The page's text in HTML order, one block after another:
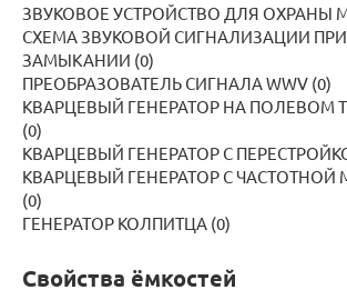
ЗВУКОВОЕ УСТРОЙСТВО ДЛЯ ОХРАНЫ
CXЕMA ЗВУКОВОЙ СИГНАЛИЗАЦИИ
ЗАМЫКАНИИ (0)
ПРЕОБРАЗОВАТЕЛЬ СИГНАЛА WWV (0)
КВАРЦЕВЫЙ ГЕНЕРАТОР HA ПОЛЕВОМ
(0)
КВАРЦЕВЫЙ ГЕНЕРАТОР C
КВАРЦЕВЫЙ ГЕНЕРАТОР C
(0)
ГЕНЕРАТОР КОЛПИТЦА (0)
Свойства ёмкостей